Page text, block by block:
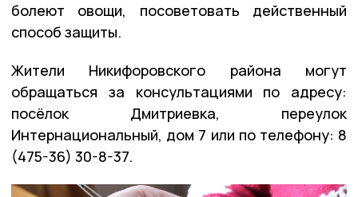
болеют овощи, посоветовать действенный
способ защиты.
Жители Никифоровского района могут
обращаться за консультациями по адресу:
посёлок Дмитриевка, переулок
Интернациональный, дом 7 или по телефону: 8
(475-36) 30-8-37.